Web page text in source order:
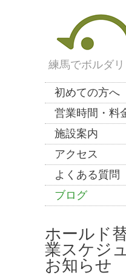
練馬でボルダ
初めての方へ
営業時間・料
施設案内
アクセス
よくある質問
ブログ
ホールド
業スケジ
お知らせ